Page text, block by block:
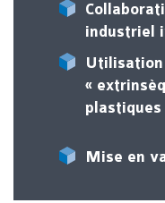
industriel
«
plastiques
Mise en